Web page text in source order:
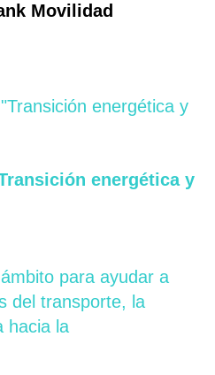
Movilidad
energética y